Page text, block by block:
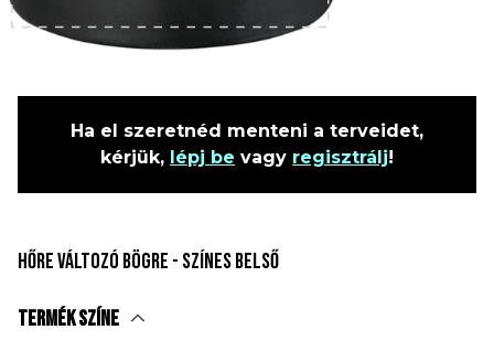
Ha el szeretnéd menteni a terveidet,
kérjük, lépj be vagy regisztrálj!
Termék színe
Hőre változó bögre - színes belső